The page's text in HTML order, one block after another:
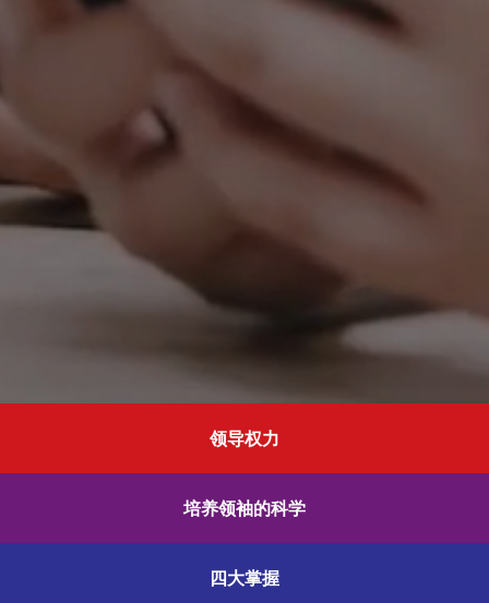
领导权力
培养领袖的科学
四大掌握